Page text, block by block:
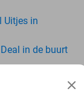
Uitjes in
in de buurt
met